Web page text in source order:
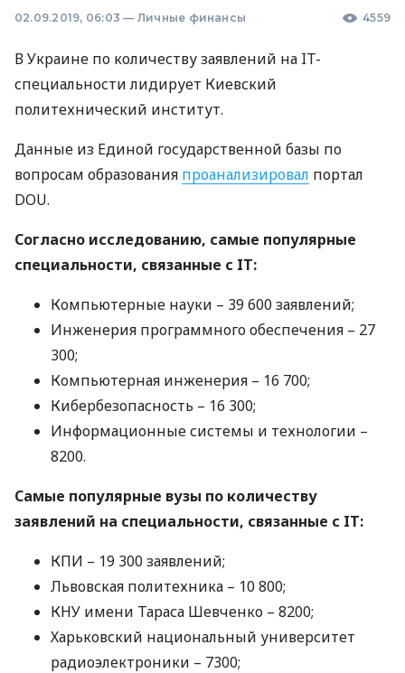
02.09.2019, 06:03 — Личные финансы 4559
В Украине по количеству заявлений на IT-
специальности лидирует Киевский
политехнический институт.
Данные из Единой государственной базы по
вопросам образования проанализировал портал
DOU.
Согласно исследованию, самые популярные
специальности, связанные с IT:
Компьютерные науки – 39 600 заявлений;
Инженерия программного обеспечения – 27
300;
Компьютерная инженерия – 16 700;
Кибербезопасность – 16 300;
Информационные системы и технологии –
8200.
Самые популярные вузы по количеству
заявлений на специальности, связанные с IT:
КПИ – 19 300 заявлений;
Львовская политехника – 10 800;
КНУ имени Тараса Шевченко – 8200;
Харьковский национальный университет
радиоэлектроники – 7300;